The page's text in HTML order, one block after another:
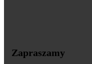
Zapraszamy